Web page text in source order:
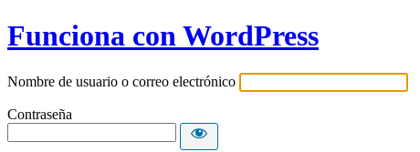
Funciona con WordPress
Nombre de usuario o correo electrónico
Contraseña